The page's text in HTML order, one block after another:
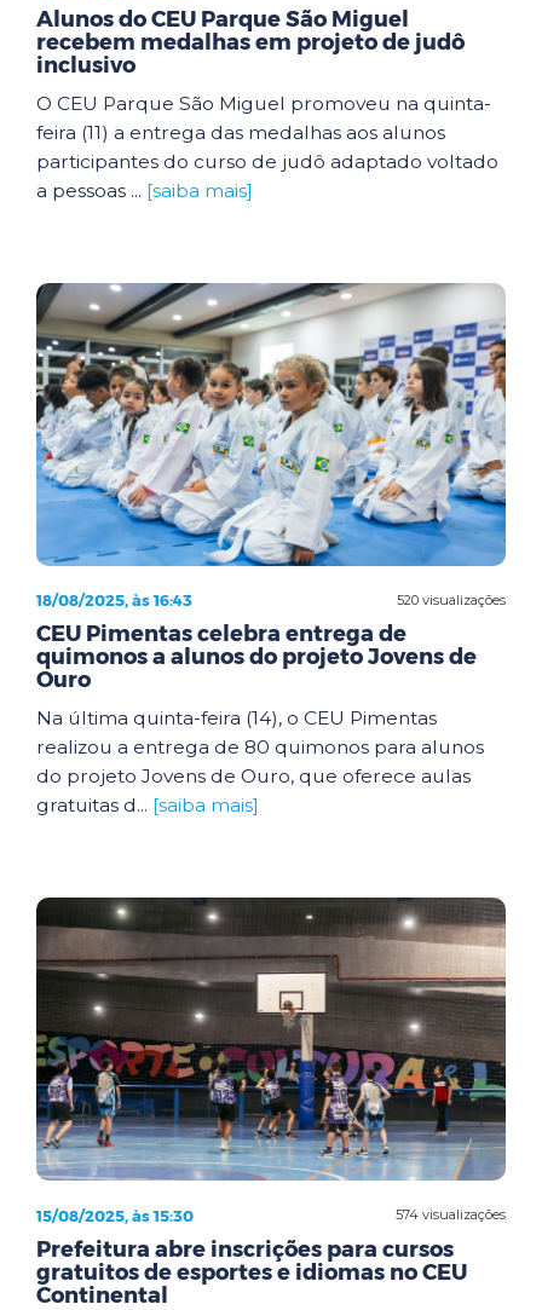
Alunos do CEU Parque São Miguel
recebem medalhas em projeto de judô
inclusivo
O CEU Parque São Miguel promoveu na quinta-
feira (11) a entrega das medalhas aos alunos
participantes do curso de judô adaptado voltado
a pessoas ... [saiba mais]
520 visualizações
18/08/2025, às 16:43
CEU Pimentas celebra entrega de
quimonos a alunos do projeto Jovens de
Ouro
Na última quinta-feira (14), o CEU Pimentas
realizou a entrega de 80 quimonos para alunos
do projeto Jovens de Ouro, que oferece aulas
gratuitas d... [saiba mais]
574 visualizações
15/08/2025, às 15:30
Prefeitura abre inscrições para cursos
gratuitos de esportes e idiomas no CEU
Continental